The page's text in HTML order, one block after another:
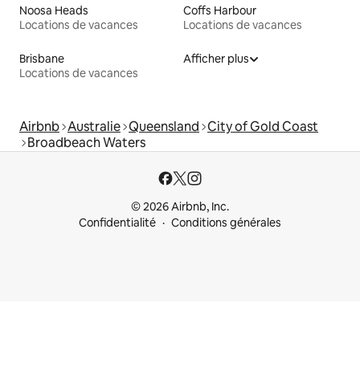
Noosa Heads
Locations de vacances
Coffs Harbour
Locations de vacances
Brisbane
Locations de vacances
Afficher plus
Airbnb Australie Queensland City of Gold Coast
Broadbeach Waters
© 2026 Airbnb, Inc.
Confidentialité
Conditions générales